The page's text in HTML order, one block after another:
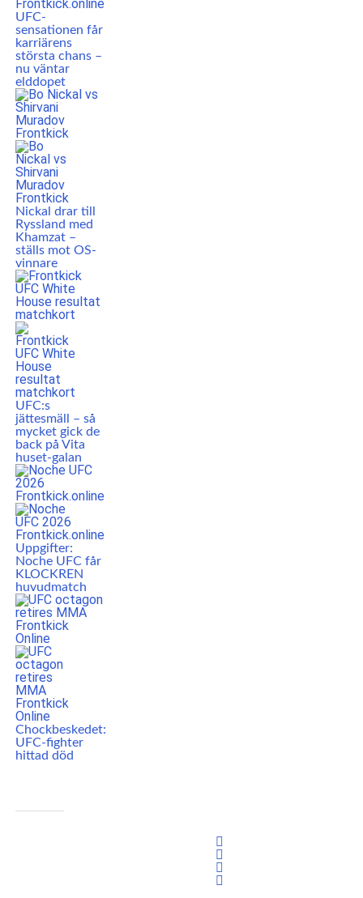
UFC-
sensationen får
karriärens
största chans –
nu väntar
elddopet
Nickal drar till
Ryssland med
Khamzat –
ställs mot OS-
vinnare
UFC:s
jättesmäll – så
mycket gick de
back på Vita
huset-galan
Uppgifter:
Noche UFC får
KLOCKREN
huvudmatch
Chockbeskedet:
UFC-fighter
hittad död